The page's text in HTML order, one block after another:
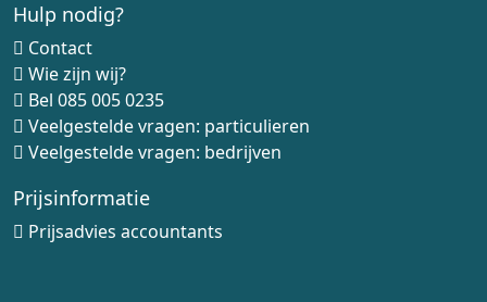
Hulp nodig?
Contact
Wie zijn wij?
Bel 085 005 0235
Veelgestelde vragen: particulieren
Veelgestelde vragen: bedrijven
Prijsinformatie
Prijsadvies accountants